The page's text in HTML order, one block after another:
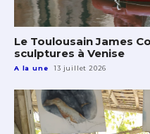
Le Toulousain James
sculptures à Venise
A la une 13 juillet 2026